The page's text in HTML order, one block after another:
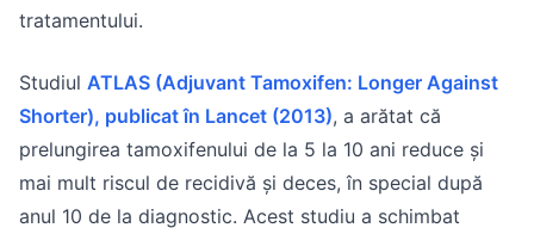
tratamentului.
Studiul ATLAS (Adjuvant Tamoxifen: Longer Against
Shorter), publicat în Lancet (2013), a arătat că
prelungirea tamoxifenului de la 5 la 10 ani reduce și
mai mult riscul de recidivă și deces, în special după
anul 10 de la diagnostic. Acest studiu a schimbat